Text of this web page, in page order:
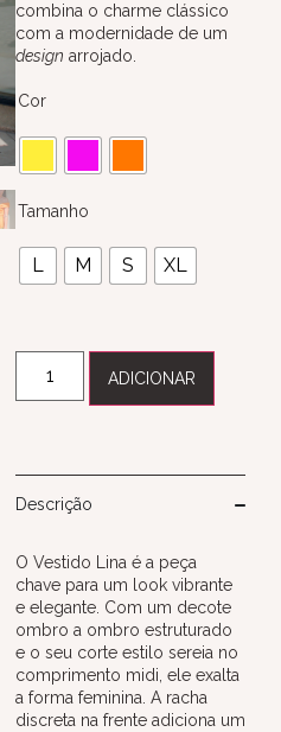
combina o charme clássico
com a modernidade de um
design arrojado.
Cor
Tamanho
L M S XL
ADICIONAR
Descrição
O Vestido Lina é a peça
chave para um look vibrante
e elegante. Com um decote
ombro a ombro estruturado
e o seu corte estilo sereia no
comprimento midi, ele exalta
a forma feminina. A racha
discreta na frente adiciona um